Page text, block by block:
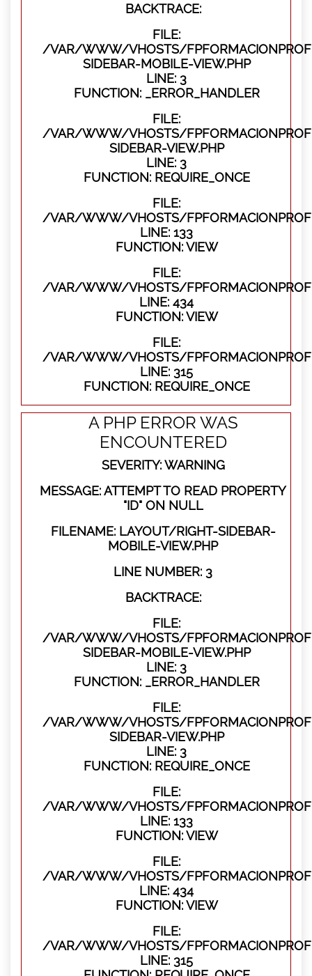
BACKTRACE:
FILE:
/VAR/WWW/VHOSTS/
SIDEBAR-MOBILE-VIEW.PHP
LINE: 3
FUNCTION: _ERROR_HANDLER
FILE:
/VAR/WWW/VHOSTS/
SIDEBAR-VIEW.PHP
LINE: 3
FUNCTION: REQUIRE_ONCE
FILE:
/VAR/WWW/VHOSTS/
LINE: 133
FUNCTION: VIEW
FILE:
/VAR/WWW/VHOSTS/
LINE: 434
FUNCTION: VIEW
FILE:
/VAR/WWW/VHOSTS/
LINE: 315
FUNCTION: REQUIRE_ONCE
A PHP ERROR WAS
ENCOUNTERED
SEVERITY: WARNING
MESSAGE: ATTEMPT TO READ PROPERTY
"ID" ON NULL
FILENAME: LAYOUT/RIGHT-SIDEBAR-
MOBILE-VIEW.PHP
LINE NUMBER: 3
BACKTRACE:
FILE:
/VAR/WWW/VHOSTS/
SIDEBAR-MOBILE-VIEW.PHP
LINE: 3
FUNCTION: _ERROR_HANDLER
FILE:
/VAR/WWW/VHOSTS/
SIDEBAR-VIEW.PHP
LINE: 3
FUNCTION: REQUIRE_ONCE
FILE:
/VAR/WWW/VHOSTS/
LINE: 133
FUNCTION: VIEW
FILE:
/VAR/WWW/VHOSTS/
LINE: 434
FUNCTION: VIEW
FILE:
/VAR/WWW/VHOSTS/
LINE: 315